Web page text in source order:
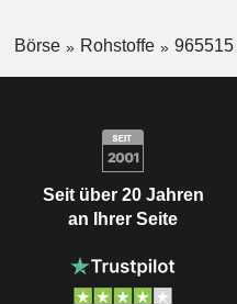
Börse Rohstoffe 965515
Seit über 20 Jahren
an Ihrer Seite